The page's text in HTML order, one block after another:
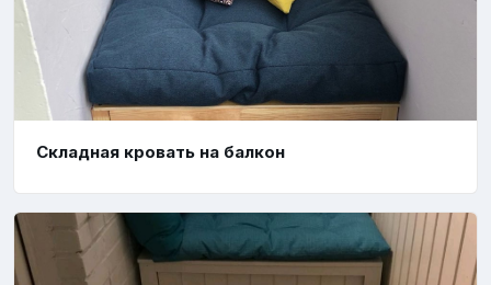
Складная кровать на балкон